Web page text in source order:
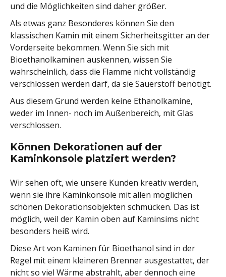
und die Möglichkeiten sind daher größer.
Als etwas ganz Besonderes können Sie den
klassischen Kamin mit einem Sicherheitsgitter an der
Vorderseite bekommen. Wenn Sie sich mit
Bioethanolkaminen auskennen, wissen Sie
wahrscheinlich, dass die Flamme nicht vollständig
verschlossen werden darf, da sie Sauerstoff benötigt.
Aus diesem Grund werden keine Ethanolkamine,
weder im Innen- noch im Außenbereich, mit Glas
verschlossen.
Können Dekorationen auf der
Kaminkonsole platziert werden?
Wir sehen oft, wie unsere Kunden kreativ werden,
wenn sie ihre Kaminkonsole mit allen möglichen
schönen Dekorationsobjekten schmücken. Das ist
möglich, weil der Kamin oben auf Kaminsims nicht
besonders heiß wird.
Diese Art von Kaminen für Bioethanol sind in der
Regel mit einem kleineren Brenner ausgestattet, der
nicht so viel Wärme abstrahlt, aber dennoch eine